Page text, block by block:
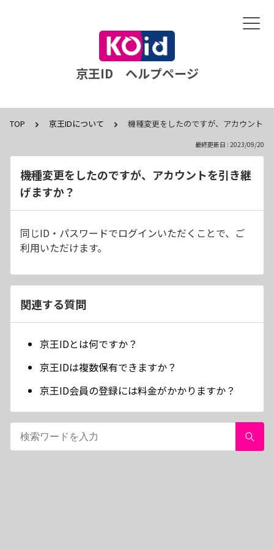
京王ID ヘルプページ
TOP 京王IDについて 機種変更をしたのですが、アカウント
最終更新日 : 2023/09/20
機種変更をしたのですが、アカウントを引き継
げますか？
同じID・パスワードでログインいただくことで、ご
利用いただけます。
関連する質問
京王IDとは何ですか？
京王IDは複数保有できますか？
京王ID会員の登録には料金がかかりますか？